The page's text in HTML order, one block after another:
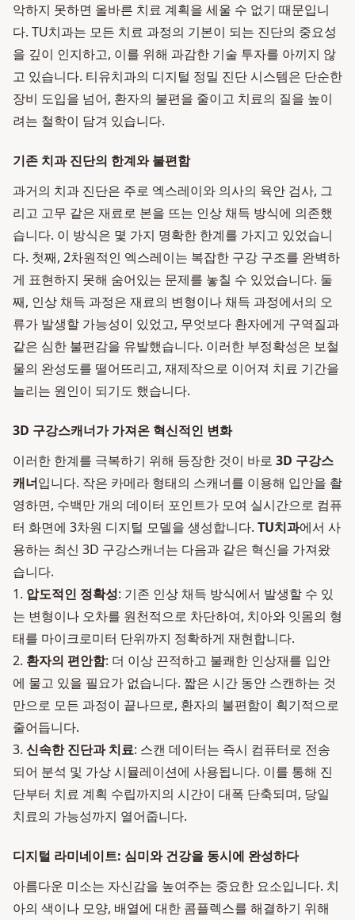
악하지 못하면 올바른 치료 계획을 세울 수 없기 때문입니
다. TU치과는 모든 치료 과정의 기본이 되는 진단의 중요성
을 깊이 인지하고, 이를 위해 과감한 기술 투자를 아끼지 않
고 있습니다. 티유치과의 디지털 정밀 진단 시스템은 단순한
장비 도입을 넘어, 환자의 불편을 줄이고 치료의 질을 높이
려는 철학이 담겨 있습니다.
기존 치과 진단의 한계와 불편함
과거의 치과 진단은 주로 엑스레이와 의사의 육안 검사, 그
리고 고무 같은 재료로 본을 뜨는 인상 채득 방식에 의존했
습니다. 이 방식은 몇 가지 명확한 한계를 가지고 있었습니
다. 첫째, 2차원적인 엑스레이는 복잡한 구강 구조를 완벽하
게 표현하지 못해 숨어있는 문제를 놓칠 수 있었습니다. 둘
째, 인상 채득 과정은 재료의 변형이나 채득 과정에서의 오
류가 발생할 가능성이 있었고, 무엇보다 환자에게 구역질과
같은 심한 불편감을 유발했습니다. 이러한 부정확성은 보철
물의 완성도를 떨어뜨리고, 재제작으로 이어져 치료 기간을
늘리는 원인이 되기도 했습니다.
3D 구강스캐너가 가져온 혁신적인 변화
이러한 한계를 극복하기 위해 등장한 것이 바로 3D 구강스
캐너입니다. 작은 카메라 형태의 스캐너를 이용해 입안을 촬
영하면, 수백만 개의 데이터 포인트가 모여 실시간으로 컴퓨
터 화면에 3차원 디지털 모델을 생성합니다. TU치과에서 사
용하는 최신 3D 구강스캐너는 다음과 같은 혁신을 가져왔
습니다.
1. 압도적인 정확성: 기존 인상 채득 방식에서 발생할 수 있
는 변형이나 오차를 원천적으로 차단하여, 치아와 잇몸의 형
태를 마이크로미터 단위까지 정확하게 재현합니다.
2. 환자의 편안함: 더 이상 끈적하고 불쾌한 인상재를 입안
에 물고 있을 필요가 없습니다. 짧은 시간 동안 스캔하는 것
만으로 모든 과정이 끝나므로, 환자의 불편함이 획기적으로
줄어듭니다.
3. 신속한 진단과 치료: 스캔 데이터는 즉시 컴퓨터로 전송
되어 분석 및 가상 시뮬레이션에 사용됩니다. 이를 통해 진
단부터 치료 계획 수립까지의 시간이 대폭 단축되며, 당일
치료의 가능성까지 열어줍니다.
디지털 라미네이트: 심미와 건강을 동시에 완성하다
아름다운 미소는 자신감을 높여주는 중요한 요소입니다. 치
아의 색이나 모양, 배열에 대한 콤플렉스를 해결하기 위해